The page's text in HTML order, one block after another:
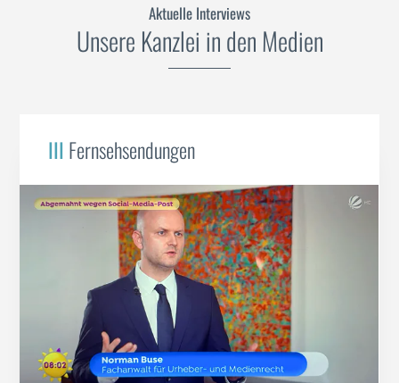
Aktuelle Interviews
Unsere Kanzlei in den Medien
III Fernsehsendungen